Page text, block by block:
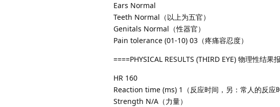
Ears Normal
Teeth Normal（以上为五官）
Genitals Normal（性器官）
Pain tolerance (01-10) 03（疼痛容忍度）
====PHYSICAL RESULTS (THIRD EYE) 物理性结果
HR 160
Reaction time (ms) 1（反应时间，另：常人的反应
Strength N/A（力量）